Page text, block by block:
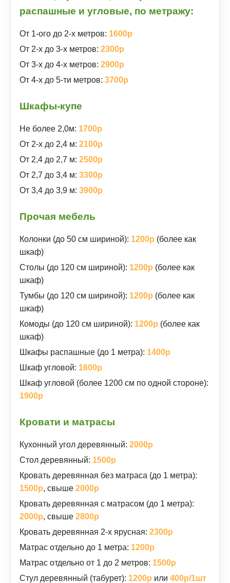
распашные и угловые, по метражу:
От 1-ого до 2-х метров: 1600р
От 2-х до 3-х метров: 2300р
От 3-х до 4-х метров: 2900р
От 4-х до 5-ти метров: 3700р
Шкафы-купе
Не более 2,0м: 1700р
От 2-х до 2,4 м: 2100р
От 2,4 до 2,7 м: 2500р
От 2,7 до 3,4 м: 3300р
От 3,4 до 3,9 м: 3900р
Прочая мебель
Колонки (до 50 см шириной): 1200р (более как
шкаф)
Столы (до 120 см шириной): 1200р (более как
шкаф)
Тумбы (до 120 см шириной): 1200р (более как
шкаф)
Комоды (до 120 см шириной): 1200р (более как
шкаф)
Шкафы распашные (до 1 метра): 1400р
Шкаф угловой: 1600р
Шкаф угловой (более 1200 см по одной стороне):
1900р
Кровати и матрасы
Кухонный угол деревянный: 2000р
Стол деревянный: 1500р
Кровать деревянная без матраса (до 1 метра):
1500р, свыше 2000р
Кровать деревянная с матрасом (до 1 метра):
2000р, свыше 2800р
Кровать деревянная 2-х ярусная: 2300р
Матрас отдельно до 1 метра: 1200р
Матрас отдельно от 1 до 2 метров: 1500р
Стул деревянный (табурет): 1200р или 400р/1шт